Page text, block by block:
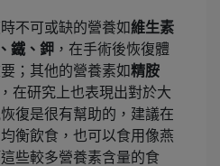
不可或缺的營養如維生素
鐵、鉀 ，在手術後恢復體
；其他的營養素如精胺
在研究上也表現出對於大
復是很有幫助的，建議在
衡飲食，也可以食用像燕
些較多營養素含量的食